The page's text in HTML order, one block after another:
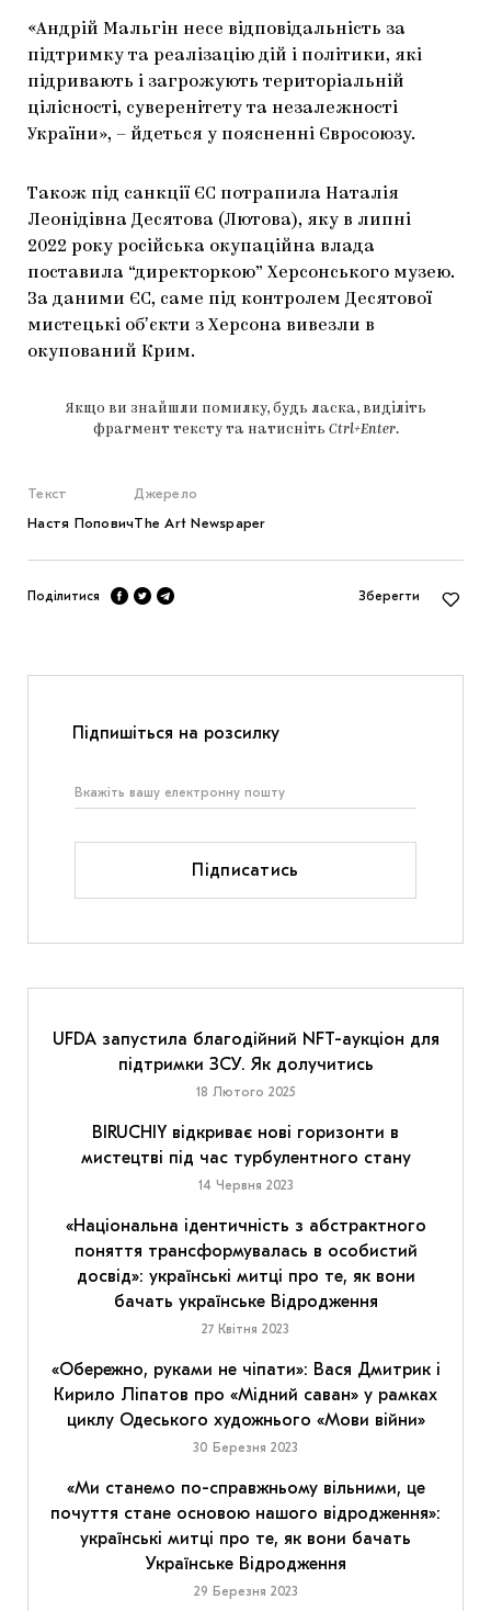
«Андрій Мальгін несе відповідальність за
підтримку та реалізацію дій і політики, які
підривають і загрожують територіальній
цілісності, суверенітету та незалежності
України», – йдеться у поясненні Євросоюзу.
Також під санкції ЄС потрапила Наталія
Леонідівна Десятова (Лютова), яку в липні
2022 року російська окупаційна влада
поставила “директоркою” Херсонського музею.
За даними ЄС, саме під контролем Десятової
мистецькі обʼєкти з Херсона вивезли в
окупований Крим.
Якщо ви знайшли помилку, будь ласка, виділіть
фрагмент тексту та натисніть Ctrl+Enter.
Текст
Настя Попович
Джерело
The Art Newspaper
Поділитися Зберегти
Підпишіться на розсилку
Підписатись
UFDA запустила благодійний NFT-аукціон для
підтримки ЗСУ. Як долучитись
18 Лютого 2025
BIRUCHIY відкриває нові горизонти в
мистецтві під час турбулентного стану
14 Червня 2023
«Національна ідентичність з абстрактного
поняття трансформувалась в особистий
досвід»: українські митці про те, як вони
бачать українське Відродження
27 Квітня 2023
«Обережно, руками не чіпати»: Вася Дмитрик і
Кирило Ліпатов про «Мідний саван» у рамках
циклу Одеського художнього «Мови війни»
30 Березня 2023
«Ми станемо по-справжньому вільними, це
почуття стане основою нашого відродження»:
українські митці про те, як вони бачать
Українське Відродження
29 Березня 2023